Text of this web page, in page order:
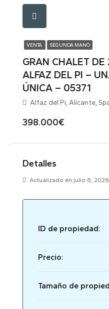
VENTA SEGUNDA MANO
GRAN CHALET DE
ALFAZ DEL PI –
ÚNICA – 05371
Alfaz del Pi, Alicante,
398.000€
Detalles
Actualizado en julio 6, 2026
ID de propiedad:
Precio:
Tamaño de